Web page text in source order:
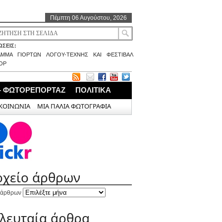
Πέμπτη 06 Αυγούστου, 2026
ΓΙΟΡΤΩΝ ΛΟΓΟΥ-ΤΕΧΝΗΣ ΚΑΙ ΦΕΣΤΙΒΑΛ
ΦΩΤΟΡΕΠΟΡΤΑΖ ΠΟΛΙΤΙΚΑ
ΜΙΑ ΠΑΛΙΑ ΦΩΤΟΓΡΑΦΙΑ
άρθρων
άρθρων
άρθρα